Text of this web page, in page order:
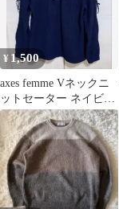
¥ 1,500
axes femme Vネックニ
ットセーター ネイビー
M